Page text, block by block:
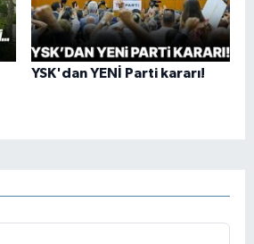
YSK'dan YENİ Parti kararı!